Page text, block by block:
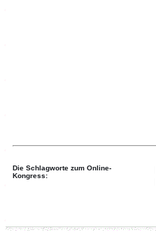
Die Schlagworte zum Online-
Kongress: